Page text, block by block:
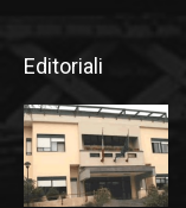
Editoriali